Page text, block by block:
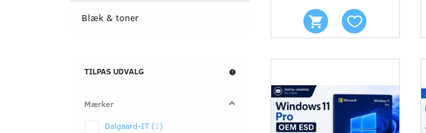
Blæk & toner
TILPAS UDVALG
Mærker
Dalgaard-IT (2)